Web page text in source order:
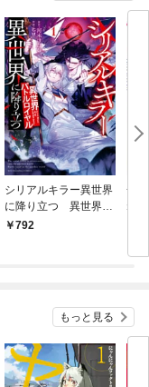
シリアルキラー異世界
に降り立つ 異世界バ
トルロイヤル1巻
792
一
ね
もっと見る